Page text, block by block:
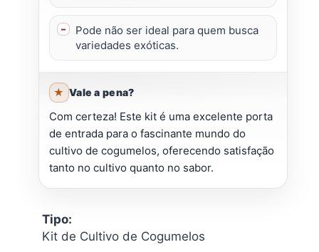
Pode não ser ideal para quem busca
variedades exóticas.
Vale a pena?
Com certeza! Este kit é uma excelente porta
de entrada para o fascinante mundo do
cultivo de cogumelos, oferecendo satisfação
tanto no cultivo quanto no sabor.
Tipo:
Kit de Cultivo de Cogumelos